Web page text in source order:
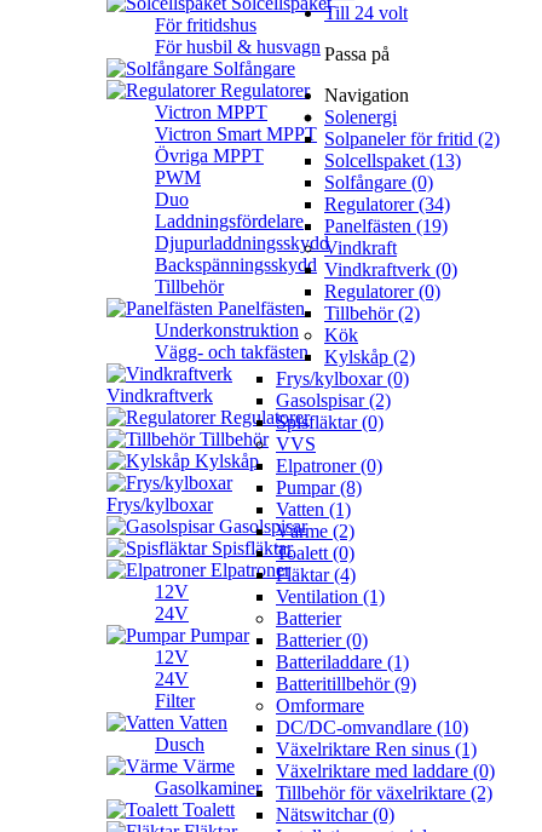
För fritidshus
För husbil & husvagn
Solfångare
Regulatorer
Victron MPPT
Victron Smart MPPT
Övriga MPPT
PWM
Duo
Laddningsfördelare
Djupurladdningsskydd
Backspänningsskydd
Tillbehör
Panelfästen
Underkonstruktion
Vägg- och takfästen
Vindkraftverk
Regulatorer
Tillbehör
Kylskåp
Frys/kylboxar
Gasolspisar
Spisfläktar
Elpatroner
12V
24V
Pumpar
12V
24V
Filter
Vatten
Dusch
Värme
Gasolkaminer
Toalett
Till 24 volt
Passa på
Navigation
Solenergi
Solpaneler för fritid (2)
Solcellspaket (13)
Solfångare (0)
Regulatorer (34)
Panelfästen (19)
Vindkraft
Vindkraftverk (0)
Regulatorer (0)
Tillbehör (2)
Kök
Kylskåp (2)
Frys/kylboxar (0)
Gasolspisar (2)
Spisfläktar (0)
VVS
Elpatroner (0)
Pumpar (8)
Vatten (1)
Värme (2)
Toalett (0)
Fläktar (4)
Ventilation (1)
Batterier
Batterier (0)
Batteriladdare (1)
Batteritillbehör (9)
Omformare
DC/DC-omvandlare (10)
Växelriktare Ren sinus (1)
Växelriktare med laddare (0)
Tillbehör för växelriktare (2)
Nätswitchar (0)